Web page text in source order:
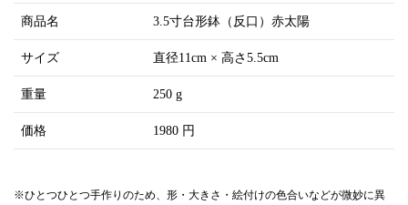
商品名 3.5寸台形鉢（反口）赤太陽
サイズ 直径11cm × 高さ5.5cm
重量 250 g
価格 1980 円
※ひとつひとつ手作りのため、形・大きさ・絵付けの色合いなどが微妙に異